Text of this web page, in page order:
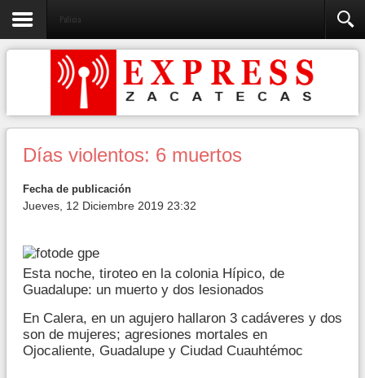
Policia
Días violentos: 6 muertos
Fecha de publicación
Jueves, 12 Diciembre 2019 23:32
Esta noche, tiroteo en la colonia Hípico, de
Guadalupe: un muerto y dos lesionados
En Calera, en un agujero hallaron 3 cadáveres y dos
son de mujeres; agresiones mortales en
Ojocaliente, Guadalupe y Ciudad Cuauhtémoc